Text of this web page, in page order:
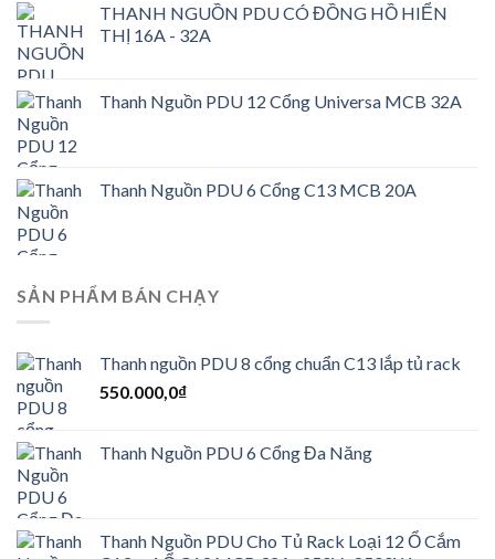
THANH NGUỒN PDU CÓ ĐỒNG HỒ HIỂN
THỊ 16A - 32A
Thanh Nguồn PDU 12 Cổng Universa MCB 32A
Thanh Nguồn PDU 6 Cổng C13 MCB 20A
SẢN PHẨM BÁN CHẠY
Thanh nguồn PDU 8 cổng chuẩn C13 lắp tủ rack
550.000,0₫
Thanh Nguồn PDU 6 Cổng Đa Năng
Thanh Nguồn PDU Cho Tủ Rack Loại 12 Ổ Cắm